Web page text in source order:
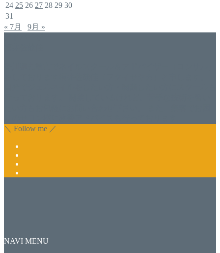
24 25 26 27 28 29 30
31
« 7月
9月 »
＼ Follow me ／
NAVI MENU